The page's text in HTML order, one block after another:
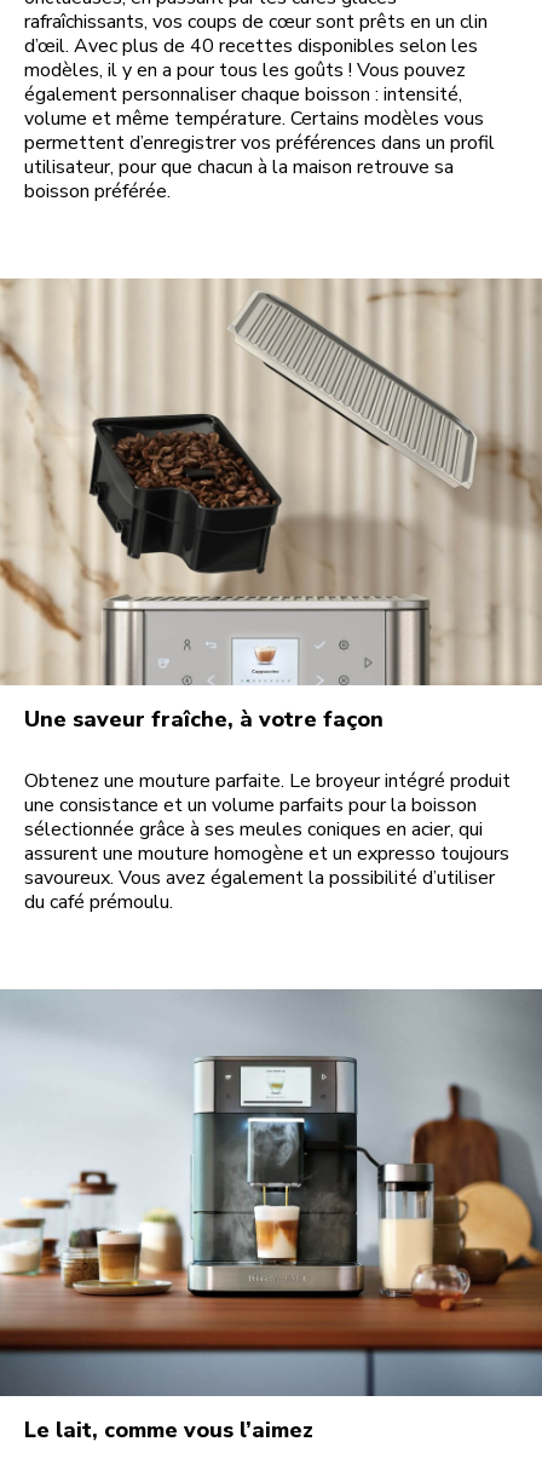
rafraîchissants, vos coups de cœur sont prêts en un clin
d’œil. Avec plus de 40 recettes disponibles selon les
modèles, il y en a pour tous les goûts ! Vous pouvez
également personnaliser chaque boisson : intensité,
volume et même température. Certains modèles vous
permettent d’enregistrer vos préférences dans un profil
utilisateur, pour que chacun à la maison retrouve sa
boisson préférée.
Une saveur fraîche, à votre façon
Obtenez une mouture parfaite. Le broyeur intégré produit
une consistance et un volume parfaits pour la boisson
sélectionnée grâce à ses meules coniques en acier, qui
assurent une mouture homogène et un expresso toujours
savoureux. Vous avez également la possibilité d’utiliser
du café prémoulu.
Le lait, comme vous l’aimez